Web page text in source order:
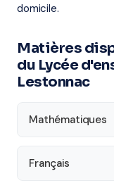
domicile.
Matières
du Lycée
Lestonnac
Mathématiques
Français